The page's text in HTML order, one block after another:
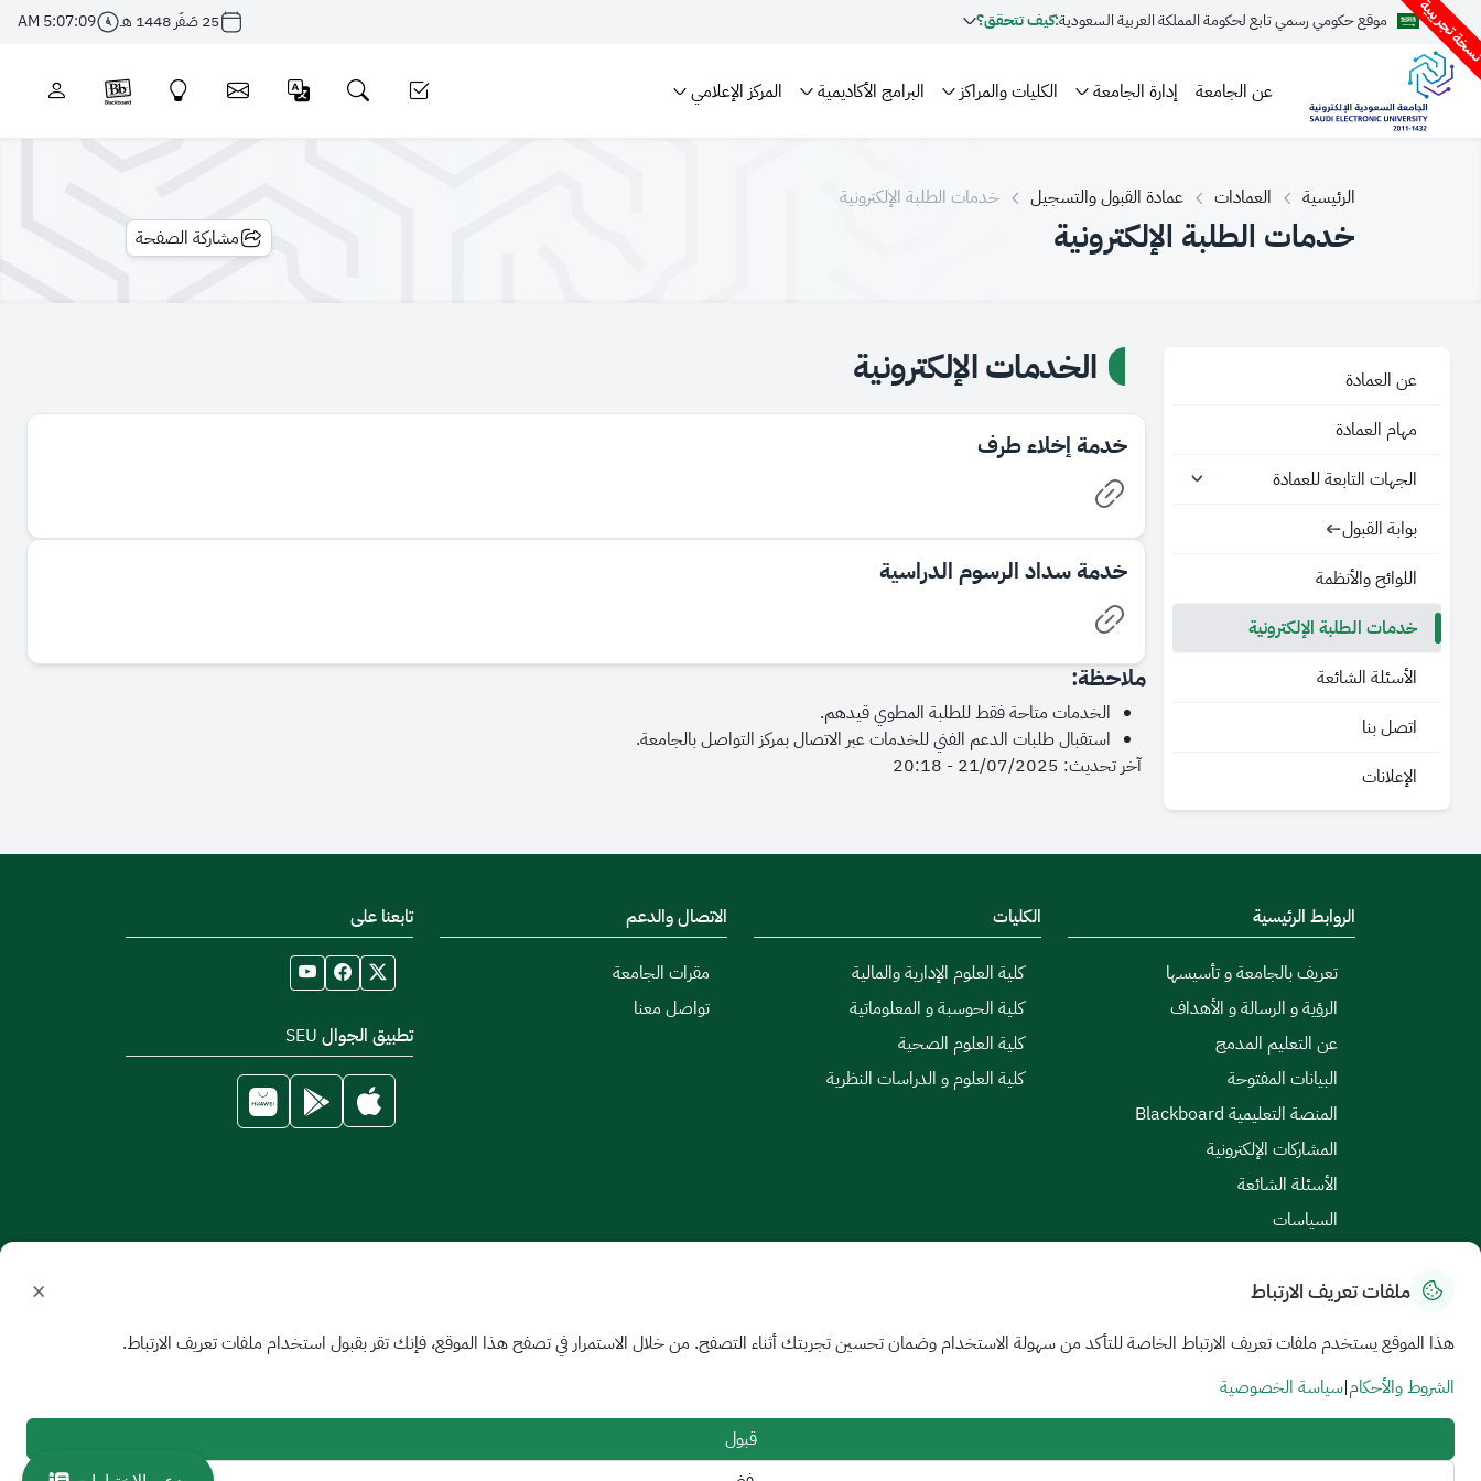
تجريبية موقع حكومي رسمي تابع لحكومة المملكة العربية السعودية:كيف تتحقق؟ 25 صَفَر 1448 هـ 5:07:10 AM
عن الجامعة إدارة الجامعة الكليات والمراكز البرامج الأكاديمية المركز الإعلامي
الرئيسية العمادات عمادة القبول والتسجيل خدمات الطلبة الإلكترونية
خدمات الطلبة الإلكترونية مشاركة الصفحة
عن العمادة
مهام العمادة
الجهات التابعة للعمادة
بوابة القبول
اللوائح والأنظمة
خدمات الطلبة الإلكترونية
الأسئلة الشائعة
اتصل بنا
الإعلانات
الخدمات الإلكترونية
خدمة إخلاء طرف
خدمة سداد الرسوم الدراسية
ملاحظة:
الخدمات متاحة فقط للطلبة المطوي قيدهم.
استقبال طلبات الدعم الفني للخدمات عبر الاتصال بمركز التواصل بالجامعة.
آخر تحديث: 21/07/2025 - 20:18
الروابط الرئيسية
تعريف بالجامعة و تأسيسها
الرؤية و الرسالة و الأهداف
عن التعليم المدمج
البيانات المفتوحة
المنصة التعليمية Blackboard
المشاركات الإلكترونية
الأسئلة الشائعة
السياسات
الكليات
كلية العلوم الإدارية والمالية
كلية الحوسبة و المعلوماتية
كلية العلوم الصحية
كلية العلوم و الدراسات النظرية
الاتصال والدعم
مقرات الجامعة
تواصل معنا
تابعنا على
تطبيق الجوال SEU
خريطة الموقع الشروط والأحكام | سياسة الخصوصية اتفاقية مستوى الخدمة
جميع الحقوق محفوظة للجامعة السعودية الإلكترونية © 2026
تم تطويره وصيانته بواسطة الجامعة السعودية الإلكترونية
ملفات تعريف الارتباط ×
هذا الموقع يستخدم ملفات تعريف الارتباط الخاصة للتأكد من سهولة الاستخدام وضمان تحسين تجربتك أثناء التصفح. من خلال الاستمرار في تصفح هذا الموقع، فإنك تقر بقبول استخدام ملفات تعريف الارتباط.
الشروط والأحكام|سياسة الخصوصية
قبول